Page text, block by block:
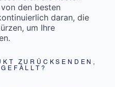
den besten
daran, die
um Ihre
ZURÜCKSENDEN,